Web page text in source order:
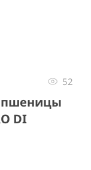
52
пшеницы
DI